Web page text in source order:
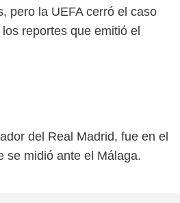
pero la UEFA cerró el caso
reportes que emitió el
del Real Madrid, fue en el
se midió ante el Málaga.